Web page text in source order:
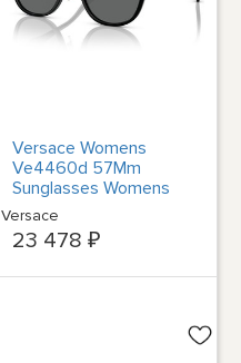
Versace Womens
Ve4460d 57Mm
Sunglasses Womens
Black
Versace
23 478 ₽